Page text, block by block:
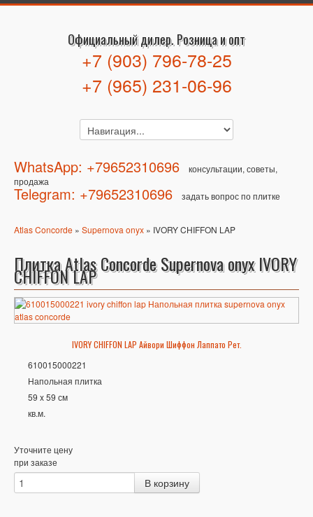
Официальный дилер. Розница и опт
+7 (903) 796-78-25
+7 (965) 231-06-96
WhatsApp: +79652310696
консультации, советы,
продажа
Telegram: +79652310696 задать вопрос по плитке
Atlas Concorde » Supernova onyx » IVORY CHIFFON LAP
Плитка Atlas Concorde Supernova onyx IVORY
CHIFFON LAP
IVORY CHIFFON LAP Айвори Шиффон Лаппато Рет.
610015000221
Напольная плитка
59 x 59 см
кв.м.
Уточните цену
при заказе